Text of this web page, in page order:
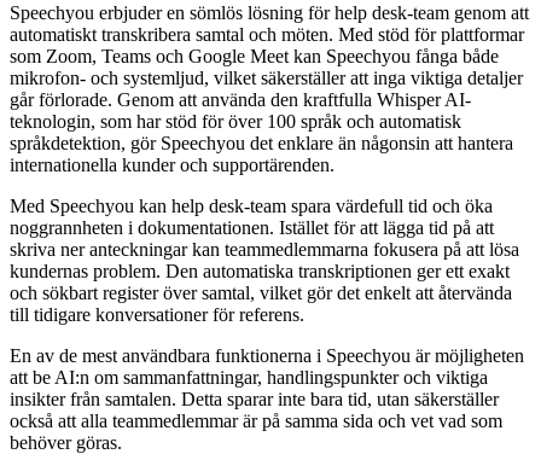
Speechyou erbjuder en sömlös lösning för help desk-team genom att
automatiskt transkribera samtal och möten. Med stöd för plattformar
som Zoom, Teams och Google Meet kan Speechyou fånga både
mikrofon- och systemljud, vilket säkerställer att inga viktiga detaljer
går förlorade. Genom att använda den kraftfulla Whisper AI-
teknologin, som har stöd för över 100 språk och automatisk
språkdetektion, gör Speechyou det enklare än någonsin att hantera
internationella kunder och supportärenden.
Med Speechyou kan help desk-team spara värdefull tid och öka
noggrannheten i dokumentationen. Istället för att lägga tid på att
skriva ner anteckningar kan teammedlemmarna fokusera på att lösa
kundernas problem. Den automatiska transkriptionen ger ett exakt
och sökbart register över samtal, vilket gör det enkelt att återvända
till tidigare konversationer för referens.
En av de mest användbara funktionerna i Speechyou är möjligheten
att be AI:n om sammanfattningar, handlingspunkter och viktiga
insikter från samtalen. Detta sparar inte bara tid, utan säkerställer
också att alla teammedlemmar är på samma sida och vet vad som
behöver göras.